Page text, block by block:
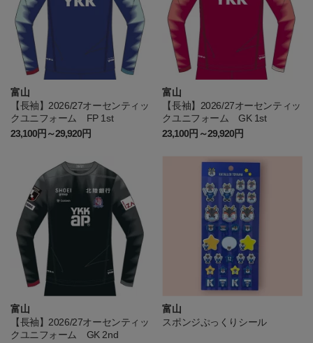
富山
【長袖】2026/27オーセンティッ
クユニフォーム FP 1st
23,100円～29,920円
富山
【長袖】2026/27オーセンティッ
クユニフォーム GK 1st
23,100円～29,920円
富山
【長袖】2026/27オーセンティッ
クユニフォーム GK 2nd
富山
スポンジぷっくりシール